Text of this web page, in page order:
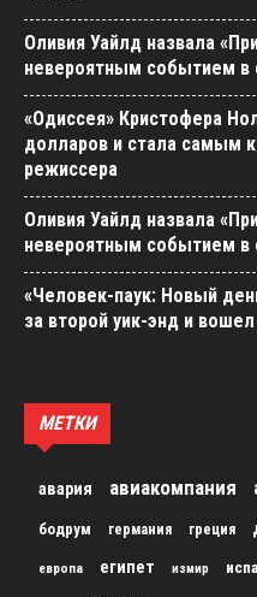
Оливия Уайлд назвала
невероятным событием в
«Одиссея» Кристофера
долларов и стала самым
режиссера
Оливия Уайлд назвала
невероятным событием в
«Человек-паук: Новый
за второй уик-энд и
МЕТКИ
авария авиакомпания
бодрум германия греция
европа египет измир